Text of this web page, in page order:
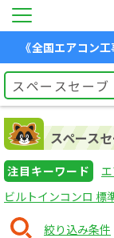
《全国エアコン
スペース
注目キーワード
ビルトインコンロ 標
絞り込み条件